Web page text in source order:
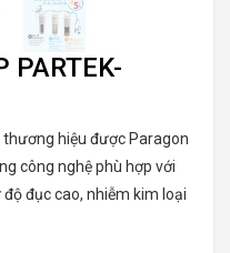
PARTEK-
hiệu được Paragon
công nghệ phù hợp với
đục cao, nhiễm kim loại